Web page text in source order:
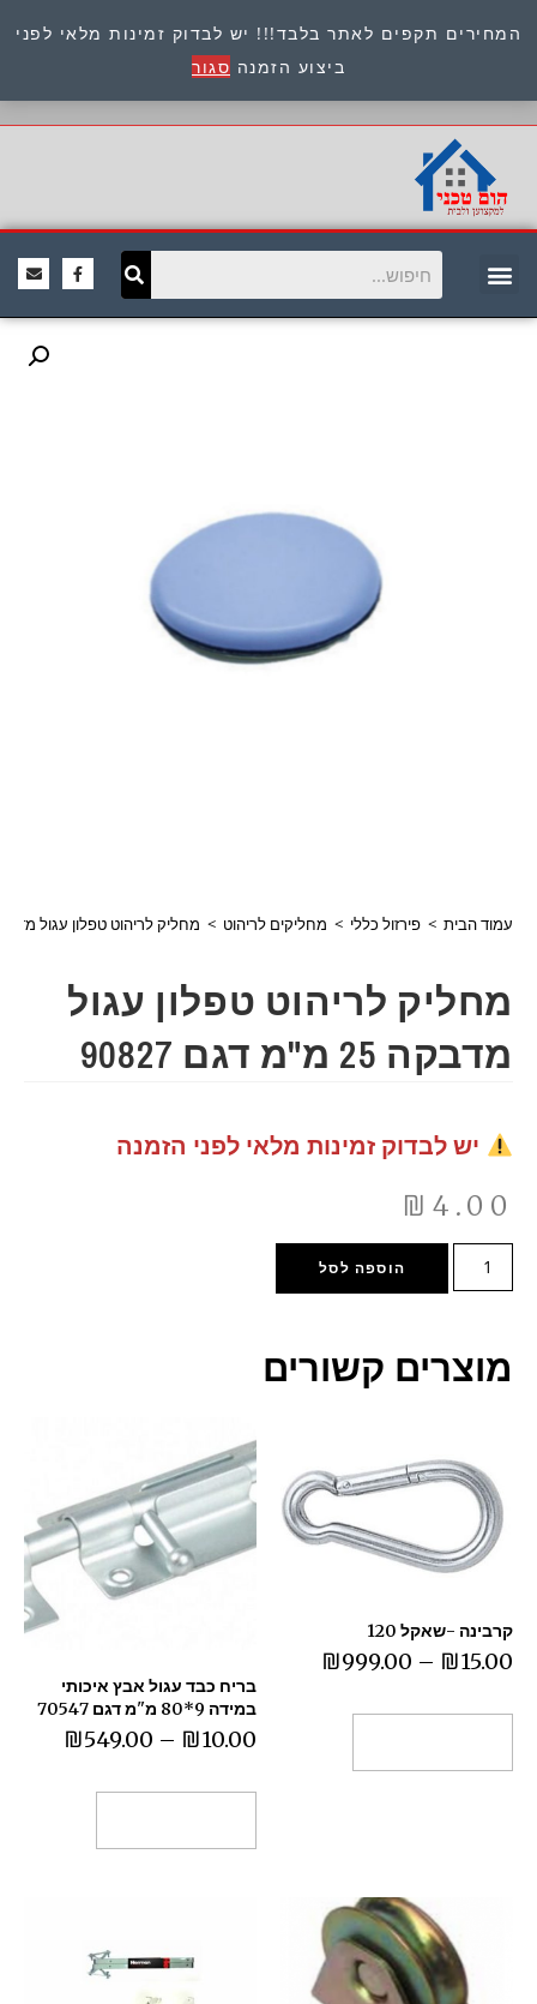
המחירים תקפים לאתר בלבד!!! יש לבדוק זמינות מלאי לפני
ביצוע הזמנה סגור
כתובת : היוזמים 9 אור יהודה שירות לקוחות 054-
8945722
עמוד הבית > פירזול כללי > מחליקים לריהוט > מחליק לריהוט טפלון עגול מדבקה 25 מ"מ דגם
מחליק לריהוט טפלון עגול
מדבקה 25 מ"מ דגם 90827
יש לבדוק זמינות מלאי לפני הזמנה
₪4.00
הוספה לסל
מוצרים קשורים
קרבינה -שאקל 120
₪15.00
–
₪999.00
בריח כבד עגול אבץ איכותי
במידה 9*80 מ"מ דגם 70547
₪10.00
–
₪549.00